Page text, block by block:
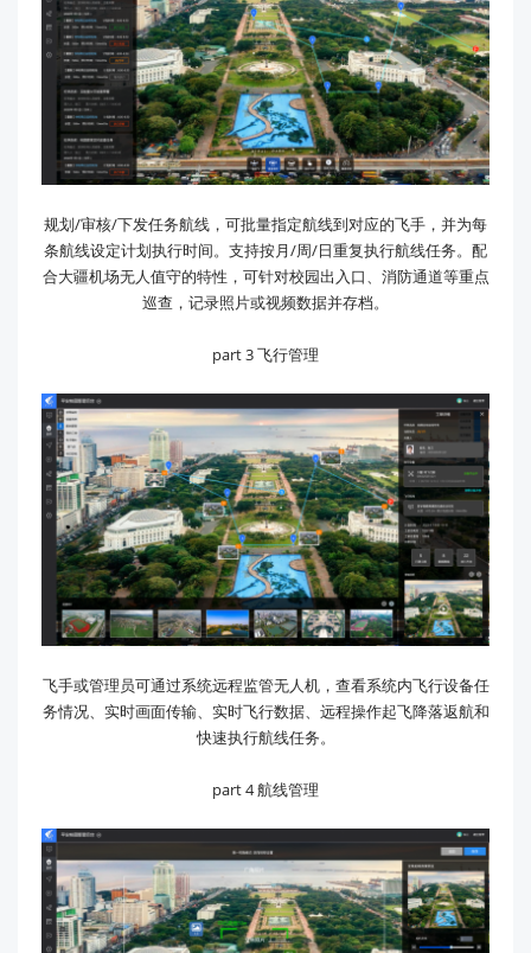
规划/审核/下发任务航线，可批量指定航线到对应的飞手，并为每
条航线设定计划执行时间。支持按月/周/日重复执行航线任务。配
合大疆机场无人值守的特性，可针对校园出入口、消防通道等重点
巡查，记录照片或视频数据并存档。
part 3 飞行管理
飞手或管理员可通过系统远程监管无人机，查看系统内飞行设备任
务情况、实时画面传输、实时飞行数据、远程操作起飞降落返航和
快速执行航线任务。
part 4 航线管理